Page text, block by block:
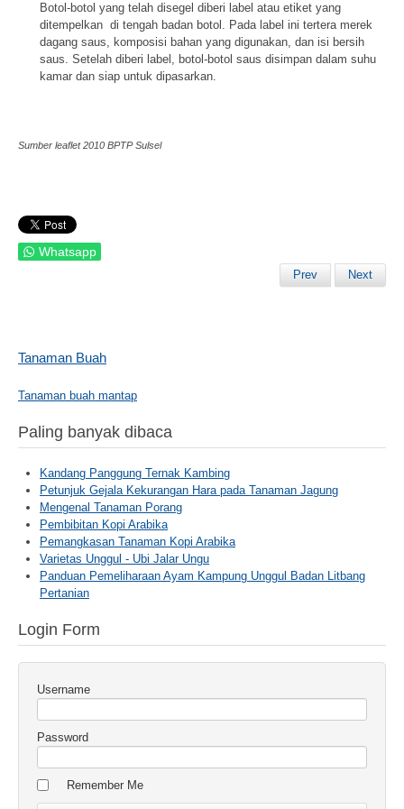
Botol-botol yang telah disegel diberi label atau etiket yang
ditempelkan di tengah badan botol. Pada label ini tertera merek
dagang saus, komposisi bahan yang digunakan, dan isi bersih
saus. Setelah diberi label, botol-botol saus disimpan dalam suhu
kamar dan siap untuk dipasarkan.
Sumber leaflet 2010 BPTP Sulsel
Whatsapp
Prev Next
Tanaman Buah
Tanaman buah mantap
Paling banyak dibaca
Kandang Panggung Ternak Kambing
Petunjuk Gejala Kekurangan Hara pada Tanaman Jagung
Mengenal Tanaman Porang
Pembibitan Kopi Arabika
Pemangkasan Tanaman Kopi Arabika
Varietas Unggul - Ubi Jalar Ungu
Panduan Pemeliharaan Ayam Kampung Unggul Badan Litbang
Pertanian
Login Form
Username
Password
Remember Me